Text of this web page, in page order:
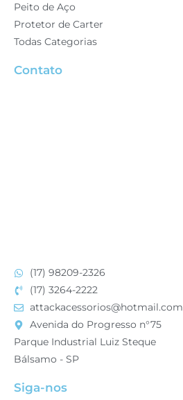
Peito de Aço
Protetor de Carter
Todas Categorias
Contato
(17) 98209-2326
(17) 3264-2222
attackacessorios@hotmail.com
Avenida do Progresso n°75
Parque Industrial Luiz Steque
Bálsamo - SP
Siga-nos